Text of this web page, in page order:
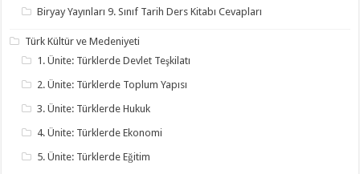
Biryay Yayınları 9. Sınıf Tarih Ders Kitabı Cevapları
Türk Kültür ve Medeniyeti
1. Ünite: Türklerde Devlet Teşkilatı
2. Ünite: Türklerde Toplum Yapısı
3. Ünite: Türklerde Hukuk
4. Ünite: Türklerde Ekonomi
5. Ünite: Türklerde Eğitim